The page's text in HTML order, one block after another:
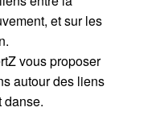
et sur les
vous proposer
autour des liens
danse.